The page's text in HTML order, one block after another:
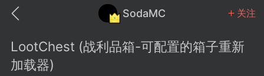
SodaMC 关注
LootChest (战利品箱-可配置的箱子重新
加载器)